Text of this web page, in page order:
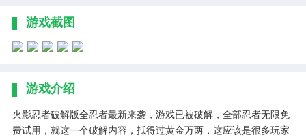
游戏截图
游戏介绍
火影忍者破解版全忍者最新来袭，游戏已被破解，全部忍者无限免
费试用，就这一个破解内容，抵得过黄金万两，这应该是很多玩家